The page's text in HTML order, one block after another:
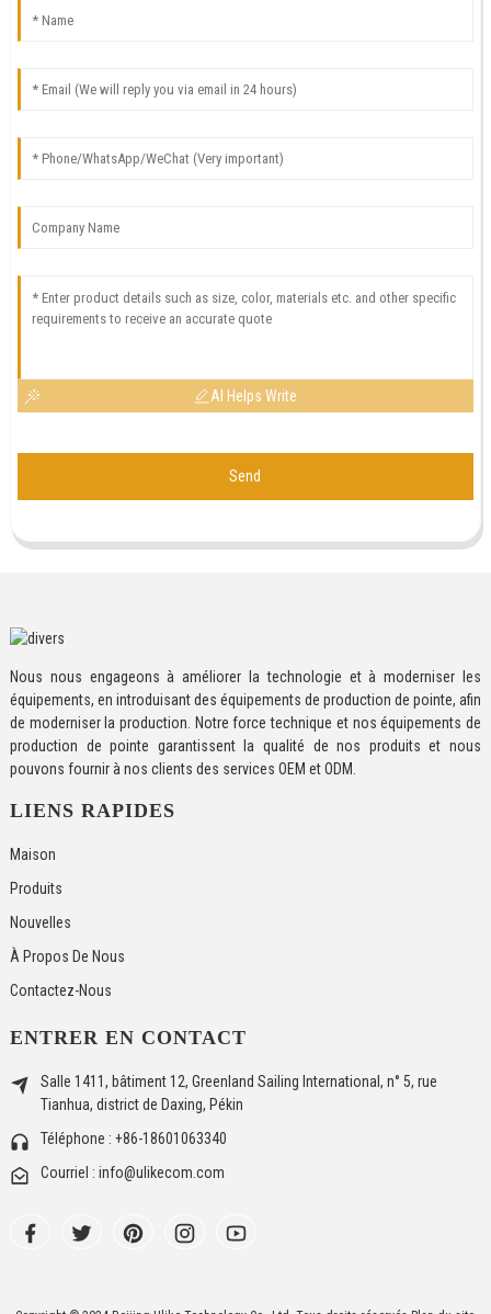
AI Helps Write
Send
Nous nous engageons à améliorer la technologie et à moderniser les
équipements, en introduisant des équipements de production de pointe, afin
de moderniser la production. Notre force technique et nos équipements de
production de pointe garantissent la qualité de nos produits et nous
pouvons fournir à nos clients des services OEM et ODM.
LIENS RAPIDES
Maison
Produits
Nouvelles
À Propos De Nous
Contactez-Nous
ENTRER EN CONTACT
Salle 1411, bâtiment 12, Greenland Sailing International, n° 5, rue
Tianhua, district de Daxing, Pékin
Téléphone : +86-18601063340
Courriel : info@ulikecom.com